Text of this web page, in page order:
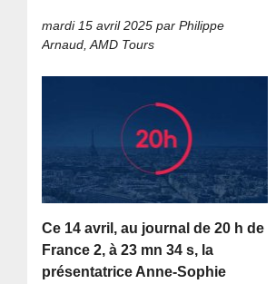
mardi 15 avril 2025 par Philippe
Arnaud, AMD Tours
Ce 14 avril, au journal de 20 h de
France 2, à 23 mn 34 s, la
présentatrice Anne-Sophie